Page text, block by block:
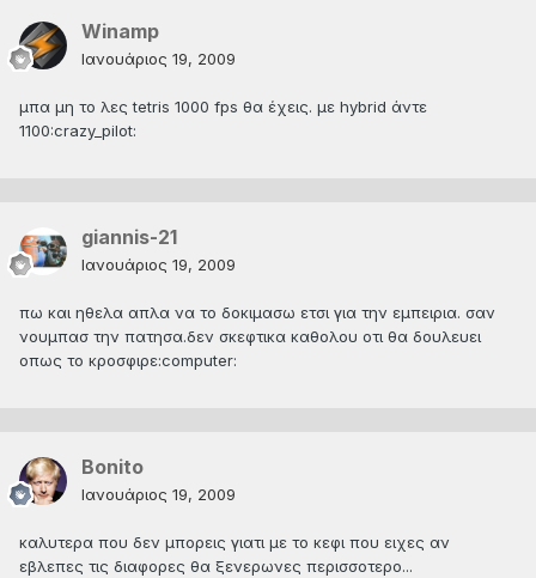
Winamp
Ιανουάριος 19, 2009
μπα μη το λες tetris 1000 fps θα έχεις. με hybrid άντε
1100:crazy_pilot:
giannis-21
Ιανουάριος 19, 2009
πω και ηθελα απλα να το δοκιμασω ετσι για την εμπειρια. σαν
νουμπασ την πατησα.δεν σκεφτικα καθολου οτι θα δουλευει
οπως το κροσφιρε:computer:
Bonito
Ιανουάριος 19, 2009
καλυτερα που δεν μπορεις γιατι με το κεφι που ειχες αν
εβλεπες τις διαφορες θα ξενερωνες περισσοτερο...